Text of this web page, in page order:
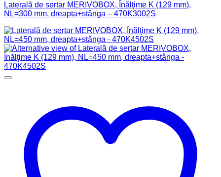
Laterală de sertar MERIVOBOX, Înălţime K (129 mm),
NL=300 mm, dreapta+stânga – 470K3002S